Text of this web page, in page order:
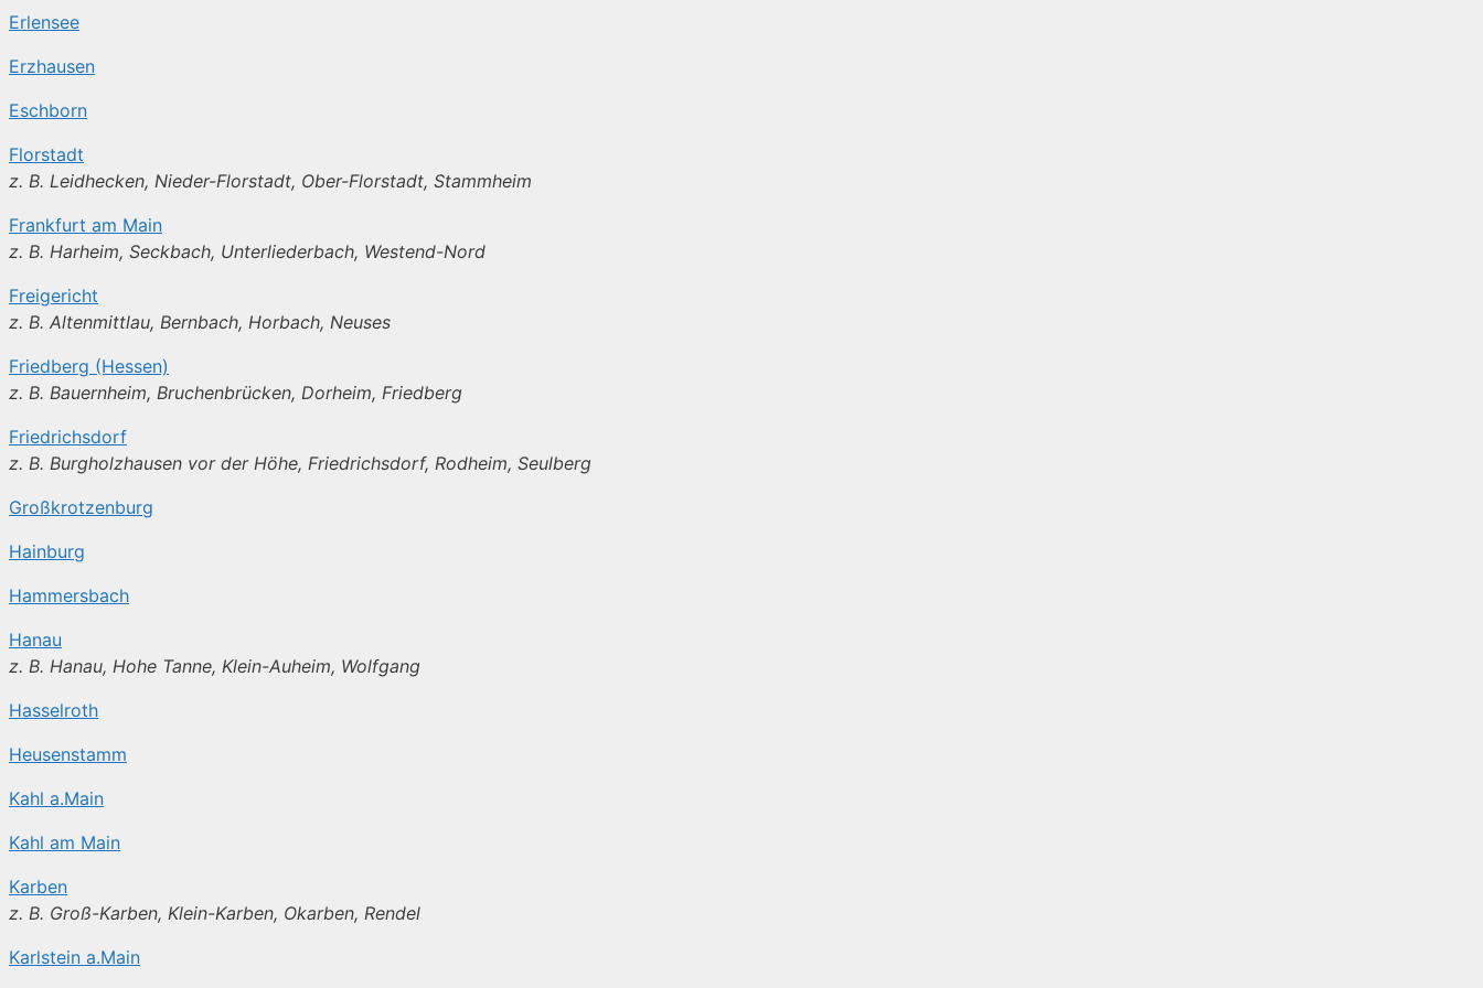
Erlensee
Erzhausen
Eschborn
Florstadt
z. B. Leidhecken, Nieder-Florstadt, Ober-Florstadt, Stammheim
Frankfurt am Main
z. B. Harheim, Seckbach, Unterliederbach, Westend-Nord
Freigericht
z. B. Altenmittlau, Bernbach, Horbach, Neuses
Friedberg (Hessen)
z. B. Bauernheim, Bruchenbrücken, Dorheim, Friedberg
Friedrichsdorf
z. B. Burgholzhausen vor der Höhe, Friedrichsdorf, Rodheim, Seulberg
Großkrotzenburg
Hainburg
Hammersbach
Hanau
z. B. Hanau, Hohe Tanne, Klein-Auheim, Wolfgang
Hasselroth
Heusenstamm
Kahl a.Main
Kahl am Main
Karben
z. B. Groß-Karben, Klein-Karben, Okarben, Rendel
Karlstein a.Main